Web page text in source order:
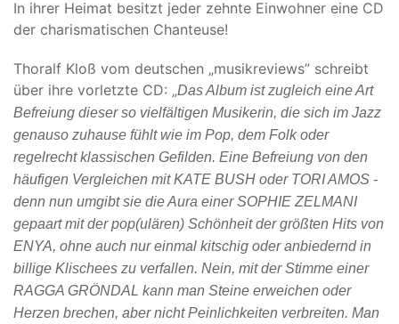
In ihrer Heimat besitzt jeder zehnte Einwohner eine CD
der charismatischen Chanteuse!
Thoralf Kloß vom deutschen „musikreviews” schreibt
über ihre vorletzte CD: „Das Album ist zugleich eine Art
Befreiung dieser so vielfältigen Musikerin, die sich im Jazz
genauso zuhause fühlt wie im Pop, dem Folk oder
regelrecht klassischen Gefilden. Eine Befreiung von den
häufigen Vergleichen mit KATE BUSH oder TORI AMOS -
denn nun umgibt sie die Aura einer SOPHIE ZELMANI
gepaart mit der pop(ulären) Schönheit der größten Hits von
ENYA, ohne auch nur einmal kitschig oder anbiedernd in
billige Klischees zu verfallen. Nein, mit der Stimme einer
RAGGA GRÖNDAL kann man Steine erweichen oder
Herzen brechen, aber nicht Peinlichkeiten verbreiten. Man